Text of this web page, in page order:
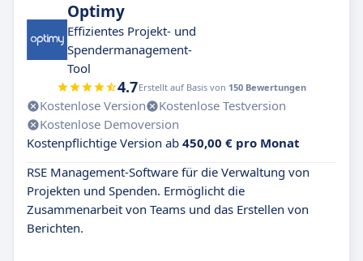
Optimy
Effizientes Projekt- und
Spendermanagement-
Tool
4.7Erstellt auf Basis von 150 Bewertungen
Kostenlose Version
Kostenlose Testversion
Kostenlose Demoversion
Kostenpflichtige Version ab 450,00 € pro Monat
RSE Management-Software für die Verwaltung von
Projekten und Spenden. Ermöglicht die
Zusammenarbeit von Teams und das Erstellen von
Berichten.